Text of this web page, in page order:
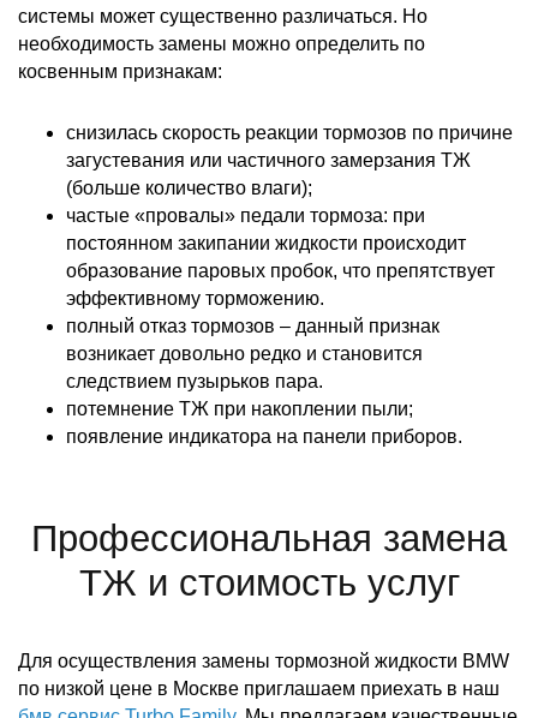
системы может существенно различаться. Но
необходимость замены можно определить по
косвенным признакам:
снизилась скорость реакции тормозов по причине
загустевания или частичного замерзания ТЖ
(больше количество влаги);
частые «провалы» педали тормоза: при
постоянном закипании жидкости происходит
образование паровых пробок, что препятствует
эффективному торможению.
полный отказ тормозов – данный признак
возникает довольно редко и становится
следствием пузырьков пара.
потемнение ТЖ при накоплении пыли;
появление индикатора на панели приборов.
Профессиональная замена
ТЖ и стоимость услуг
Для осуществления замены тормозной жидкости BMW
по низкой цене в Москве приглашаем приехать в наш